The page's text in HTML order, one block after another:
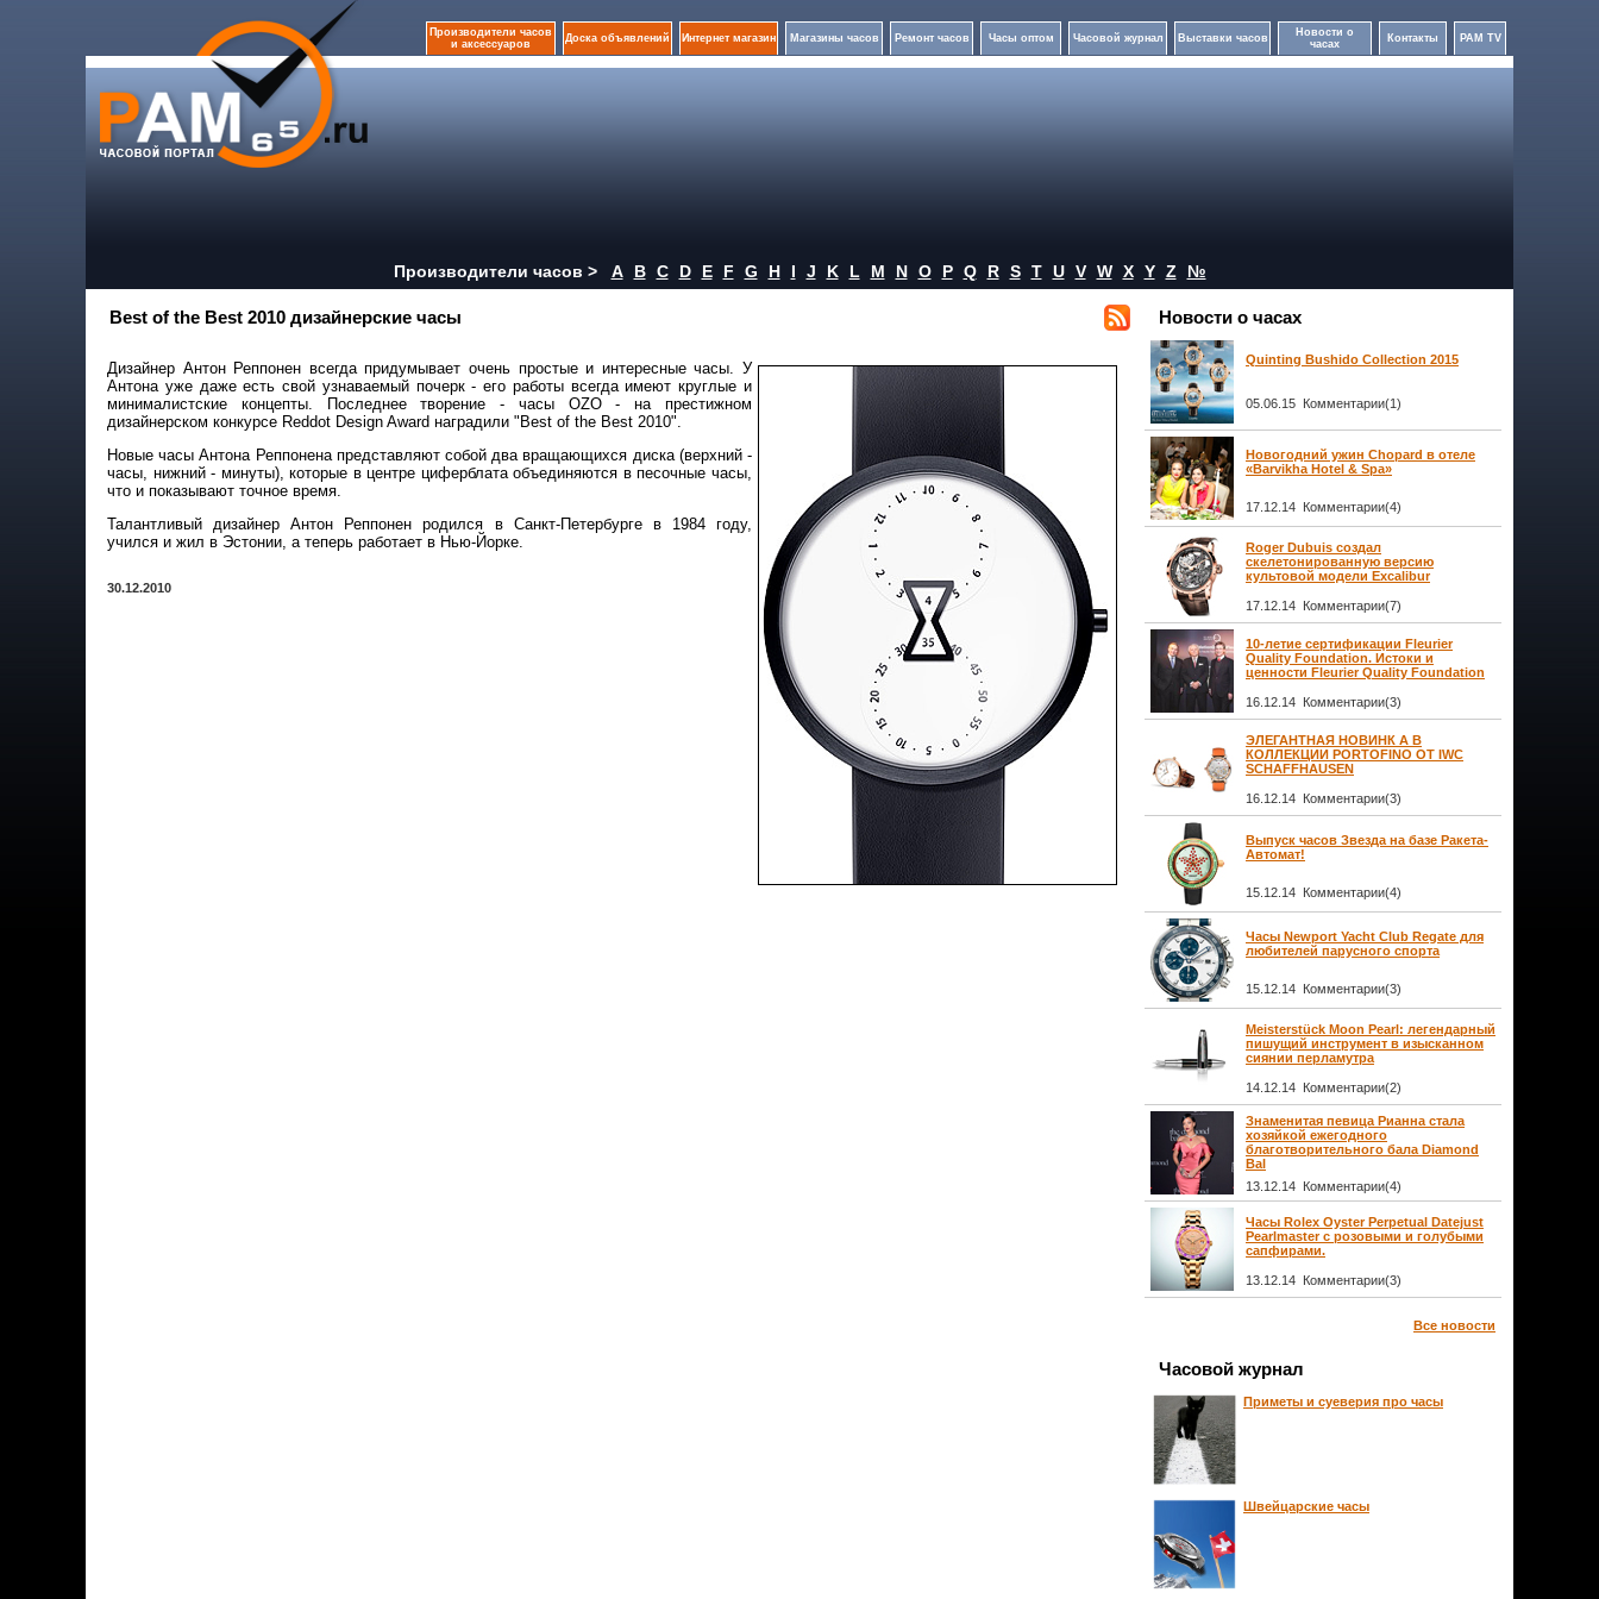
Производители часов
и аксессуаров
Доска объявлений Интернет магазин Магазины часов Ремонт часов Часы оптом Часовой журнал Выставки часов
Новости о
часах
Контакты PAM TV
Производители часов > A B C D E F G H I J K L M N O P Q R S T U V W X Y Z №
Best of the Best 2010 дизайнерские часы
Дизайнер Антон Реппонен всегда придумывает очень простые и интересные часы. У
Антона уже даже есть свой узнаваемый почерк - его работы всегда имеют круглые и
минималистские концепты. Последнее творение - часы OZO - на престижном
дизайнерском конкурсе Reddot Design Award наградили "Best of the Best 2010".
Новые часы Антона Реппонена представляют собой два вращающихся диска (верхний -
часы, нижний - минуты), которые в центре циферблата объединяются в песочные часы,
что и показывают точное время.
Талантливый дизайнер Антон Реппонен родился в Санкт-Петербурге в 1984 году,
учился и жил в Эстонии, а теперь работает в Нью-Йорке.
30.12.2010
Новости о часах
Quinting Bushido Collection 2015
05.06.15 Комментарии(1)
Новогодний ужин Chopard в отеле
«Barvikha Hotel & Spa»
17.12.14 Комментарии(4)
Roger Dubuis создал
скелетонированную версию
культовой модели Excalibur
17.12.14 Комментарии(7)
10-летие сертификации Fleurier
Quality Foundation. Истоки и
ценности Fleurier Quality Foundation
16.12.14 Комментарии(3)
ЭЛЕГАНТНАЯ НОВИНК А В
КОЛЛЕКЦИИ PORTOFINO ОТ IWC
SCHAFFHAUSEN
16.12.14 Комментарии(3)
Выпуск часов Звезда на базе Ракета-
Автомат!
15.12.14 Комментарии(4)
Часы Newport Yacht Club Regate для
любителей парусного спорта
15.12.14 Комментарии(3)
Meisterstück Moon Pearl: легендарный
пишущий инструмент в изысканном
сиянии перламутра
14.12.14 Комментарии(2)
Знаменитая певица Рианна стала
хозяйкой ежегодного
благотворительного бала Diamond
Bal
13.12.14 Комментарии(4)
Часы Rolex Oyster Perpetual Datejust
Pearlmaster с розовыми и голубыми
сапфирами.
13.12.14 Комментарии(3)
Все новости
Часовой журнал
Приметы и суеверия про часы
Швейцарские часы